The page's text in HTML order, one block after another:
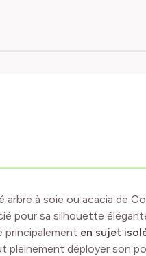
arbre à soie ou acacia de
pour sa silhouette
principalement en sujet
pleinement déployer son